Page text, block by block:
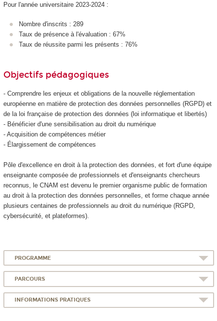
Pour l'année universitaire 2023-2024 :
Nombre d'inscrits : 289
Taux de présence à l'évaluation : 67%
Taux de réussite parmi les présents : 76%
Objectifs pédagogiques
- Comprendre les enjeux et obligations de la nouvelle réglementation
européenne en matière de protection des données personnelles (RGPD) et
de la loi française de protection des données (loi informatique et libertés)
- Bénéficier d'une sensibilisation au droit du numérique
- Acquisition de compétences métier
- Élargissement de compétences
Pôle d'excellence en droit à la protection des données, et fort d'une équipe
enseignante composée de professionnels et d'enseignants chercheurs
reconnus, le CNAM est devenu le premier organisme public de formation
au droit à la protection des données personnelles, et forme chaque année
plusieurs centaines de professionnels au droit du numérique (RGPD,
cybersécurité, et plateformes).
PROGRAMME
PARCOURS
INFORMATIONS PRATIQUES